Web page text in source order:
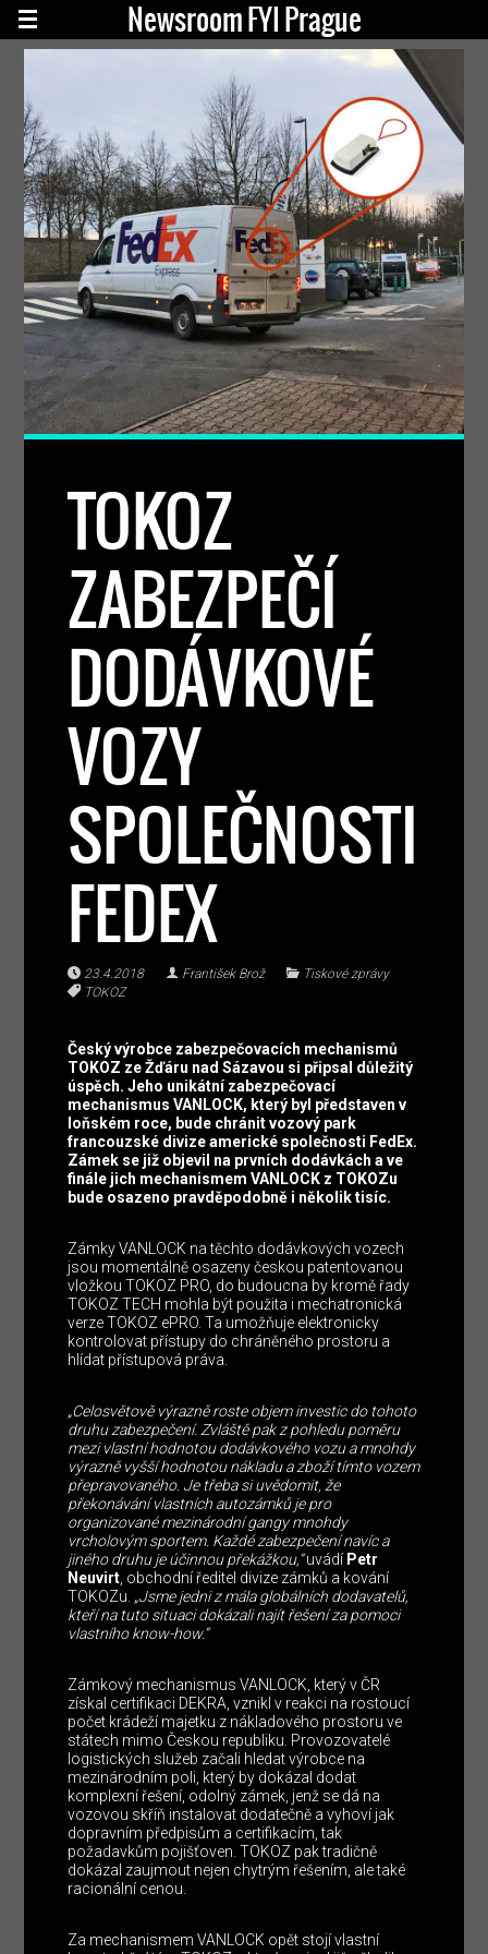
Newsroom FYI Prague
TOKOZ
ZABEZPEČÍ
DODÁVKOVÉ
VOZY
SPOLEČNOSTI
FEDEX
23.4.2018 František Brož
Tiskové zprávy
TOKOZ
Český výrobce zabezpečovacích mechanismů
TOKOZ ze Žďáru nad Sázavou si připsal důležitý
úspěch. Jeho unikátní zabezpečovací
mechanismus VANLOCK, který byl představen v
loňském roce, bude chránit vozový park
francouzské divize americké společnosti FedEx.
Zámek se již objevil na prvních dodávkách a ve
finále jich mechanismem VANLOCK z TOKOZu
bude osazeno pravděpodobně i několik tisíc.
Zámky VANLOCK na těchto dodávkových vozech
jsou momentálně osazeny českou patentovanou
vložkou TOKOZ PRO, do budoucna by kromě řady
TOKOZ TECH mohla být použita i mechatronická
verze TOKOZ ePRO. Ta umožňuje elektronicky
kontrolovat přístupy do chráněného prostoru a
hlídat přístupová práva.
„Celosvětově výrazně roste objem investic do tohoto
druhu zabezpečení. Zvláště pak z pohledu poměru
mezi vlastní hodnotou dodávkového vozu a mnohdy
výrazně vyšší hodnotou nákladu a zboží tímto vozem
přepravovaného. Je třeba si uvědomit, že
překonávání vlastních autozámků je pro
organizované mezinárodní gangy mnohdy
vrcholovým sportem. Každé zabezpečení navíc a
jiného druhu je účinnou překážkou,“uvádí Petr
Neuvirt , obchodní ředitel divize zámků a kování
TOKOZu. „Jsme jedni z mála globálních dodavatelů,
kteří na tuto situaci dokázali najít řešení za pomoci
vlastního know-how.“
Zámkový mechanismus VANLOCK, který v ČR
získal certifikaci DEKRA, vznikl v reakci na rostoucí
počet krádeží majetku z nákladového prostoru ve
státech mimo Českou republiku. Provozovatelé
logistických služeb začali hledat výrobce na
mezinárodním poli, který by dokázal dodat
komplexní řešení, odolný zámek, jenž se dá na
vozovou skříň instalovat dodatečně a vyhoví jak
dopravním předpisům a certifikacím, tak
požadavkům pojišťoven. TOKOZ pak tradičně
dokázal zaujmout nejen chytrým řešením, ale také
racionální cenou.
Za mechanismem VANLOCK opět stojí vlastní